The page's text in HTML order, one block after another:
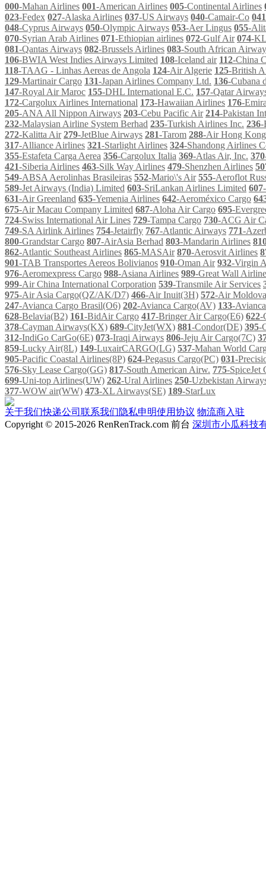
000-Mahan Airlines 001-American Airlines 005-Continental Airlines
023-Fedex 027-Alaska Airlines 037-US Airways 040-Camair-Co 041
048-Cyprus Airways 050-Olympic Airways 053-Aer Lingus 055-
070-Syrian Arab Airlines 071-Ethiopian airlines 072-Gulf Air 074-
081-Qantas Airways 082-Brussels Airlines 083-South African
106-BWIA West Indies Airways Limited 108-Iceland air 112-China
118-TAAG - Linhas Aereas de Angola 124-Air Algerie 125-British
129-Martinair Cargo 131-Japan Airlines Company Ltd. 136-Cubana
147-Royal Air Maroc 155-DHL International E.C. 157-Qatar
172-Cargolux Airlines International 173-Hawaiian Airlines 176-
205-ANA All Nippon Airways 203-Cebu Pacific Air 214-Pakistan
232-Malaysian Airline System Berhad 235-Turkish Airlines Inc. 236-
272-Kalitta Air 279-JetBlue Airways 281-Tarom 288-Air Hong Kong
317-Alliance Airlines 321-Starlight Airlines 324-Shandong Airlines
355-Estafeta Carga Aerea 356-Cargolux Italia 369-Atlas Air, Inc. 370
421-Siberia Airlines 463-Silk Way Airlines 479-Shenzhen Airlines
549-ABSA Aerolinhas Brasileiras 552-Mario\'s Air 555-Aeroflot
589-Jet Airways (India) Limited 603-SriLankan Airlines Limited 607
631-Air Greenland 635-Yemenia Airlines 642-Aeroméxico Cargo
675-Air Macau Company Limited 687-Aloha Air Cargo 695-
724-Swiss International Air Lines 729-Tampa Cargo 730-ACG Air
749-SA Airlink Airlines 754-Jetairfly 767-Atlantic Airways 771-
800-Grandstar Cargo 807-AirAsia Berhad 803-Mandarin Airlines
862-Atlantic Southeast Airlines 865-MASAir 870-Aerosvit Airlines
901-TAB Transportes Aereos Bolivianos 910-Oman Air 932-Virgin
976-Aeromexpress Cargo 988-Asiana Airlines 989-Great Wall
999-Air China International Corporation 539-Transmile Air Services
975-Air Asia Cargo(QZ/AK/D7) 466-Air Inuit(3H) 572-Air
247-Avianca Cargo Brasil(O6) 202-Avianca Cargo(AV) 133-
628-Belavia(B2) 161-BidAir Cargo 417-Bringer Air Cargo(E6) 622-
378-Cayman Airways(KX) 689-CityJet(WX) 881-Condor(DE) 395-
312-IndiGo CarGo(6E) 073-Iraqi Airways 806-Jeju Air Cargo(7C)
859-Lucky Air(8L) 149-LuxairCARGO(LG) 537-Mahan World
905-Pacific Coastal Airlines(8P) 624-Pegasus Cargo(PC) 031-
576-Sky Lease Cargo(GG) 817-South American Airw. 775-SpiceJet
699-Uni-top Airlines(UW) 262-Ural Airlines 250-Uzbekistan
377-WOW air(WW) 473-XL Airways(SE) 189-StarLux
关于我们快递公司 联系我们隐私申明使用协议 物流商入驻
Copyright © 2015-2026 RenRenTrack.com 前台 深圳市小瓜科技